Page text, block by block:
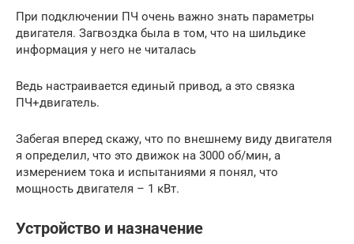
При подключении ПЧ очень важно знать параметры
двигателя. Загвоздка была в том, что на шильдике
информация у него не читалась
Ведь настраивается единый привод, а это связка
ПЧ+двигатель.
Забегая вперед скажу, что по внешнему виду двигателя
я определил, что это движок на 3000 об/мин, а
измерением тока и испытаниями я понял, что
мощность двигателя – 1 кВт.
Устройство и назначение